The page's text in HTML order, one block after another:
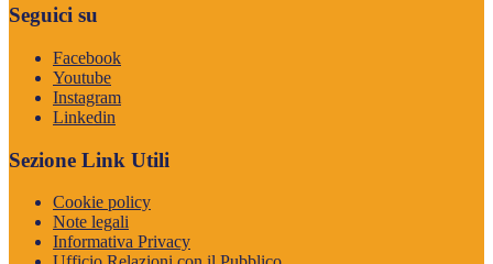
Seguici su
Facebook
Youtube
Instagram
Linkedin
Sezione Link Utili
Cookie policy
Note legali
Informativa Privacy